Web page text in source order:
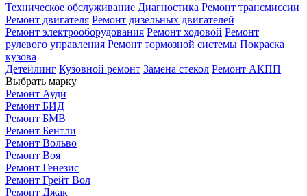
Техническое обслуживание Диагностика Ремонт трансмиссии
Ремонт двигателя Ремонт дизельных двигателей
Ремонт электрооборудования Ремонт ходовой Ремонт
рулевого управления Ремонт тормозной системы Покраска
кузова
Детейлинг Кузовной ремонт Замена стекол Ремонт АКПП
Выбрать марку
Ремонт Ауди
Ремонт БИД
Ремонт БМВ
Ремонт Бентли
Ремонт Вольво
Ремонт Воя
Ремонт Генезис
Ремонт Грейт Вол
Ремонт Джак